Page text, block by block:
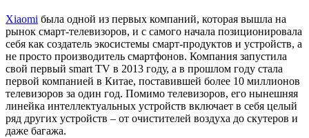
Xiaomi была одной из первых компаний, которая вышла на
рынок смарт-телевизоров, и с самого начала позиционировала
себя как создатель экосистемы смарт-продуктов и устройств, а
не просто производитель смартфонов. Компания запустила
свой первый smart TV в 2013 году, а в прошлом году стала
первой компанией в Китае, поставившей более 10 миллионов
телевизоров за один год. Помимо телевизоров, его нынешняя
линейка интеллектуальных устройств включает в себя целый
ряд других устройств – от очистителей воздуха до скутеров и
даже багажа.